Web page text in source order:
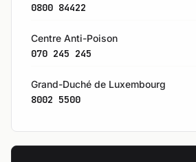
0800 84422
Centre Anti-Poison
070 245 245
Grand-Duché de Luxembourg
8002 5500